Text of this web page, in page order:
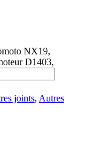
NX19,
D1403,
joints, Autres